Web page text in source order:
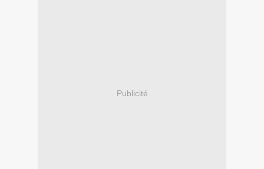
Publicité